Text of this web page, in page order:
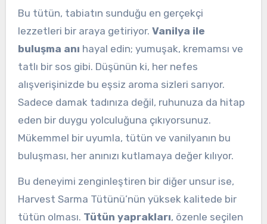
Bu tütün, tabiatın sunduğu en gerçekçi
lezzetleri bir araya getiriyor. Vanilya ile
buluşma anı hayal edin; yumuşak, kremamsı ve
tatlı bir sos gibi. Düşünün ki, her nefes
alışverişinizde bu eşsiz aroma sizleri sarıyor.
Sadece damak tadınıza değil, ruhunuza da hitap
eden bir duygu yolculuğuna çıkıyorsunuz.
Mükemmel bir uyumla, tütün ve vanilyanın bu
buluşması, her anınızı kutlamaya değer kılıyor.
Bu deneyimi zenginleştiren bir diğer unsur ise,
Harvest Sarma Tütünü’nün yüksek kalitede bir
tütün olması. Tütün yaprakları, özenle seçilen